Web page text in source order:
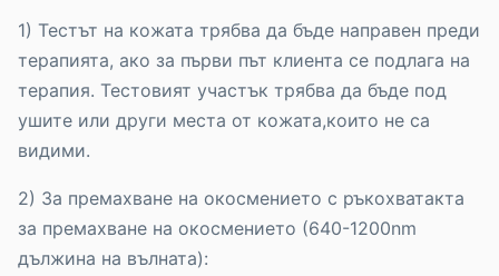
1) Тестът на кожата трябва да бъде направен преди
терапията, ако за първи път клиента се подлага на
терапия. Тестовият участък трябва да бъде под
ушите или други места от кожата,които не са
видими.
2) За премахване на окосмението с ръкохватакта
за премахване на окосмението (640-1200nm
дължина на вълната):